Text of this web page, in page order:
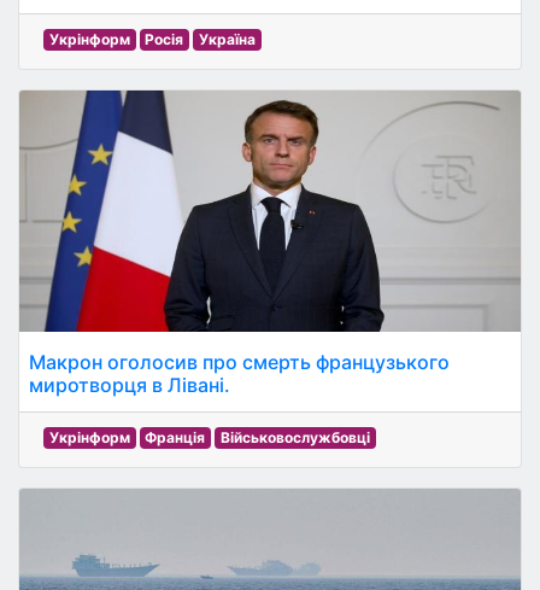
Укрінформ Росія Україна
Макрон оголосив про смерть французького
миротворця в Лівані.
Укрінформ Франція Військовослужбовці